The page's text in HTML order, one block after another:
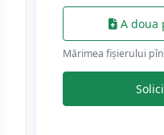
A doua
Mărimea fișierului